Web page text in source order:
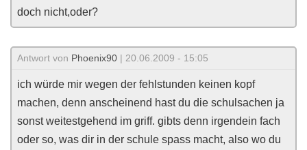
doch nicht,oder?
Antwort von Phoenix90 | 20.06.2009 - 15:05
ich würde mir wegen der fehlstunden keinen kopf
machen, denn anscheinend hast du die schulsachen ja
sonst weitestgehend im griff. gibts denn irgendein fach
oder so, was dir in der schule spass macht, also wo du